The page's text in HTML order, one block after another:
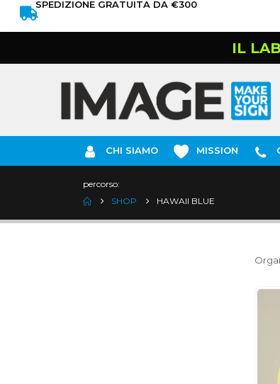
SPEDIZIONE GRATUITA DA €300
IL
CHI SIAMO MISSION
percorso:
SHOP
HAWAII BLUE